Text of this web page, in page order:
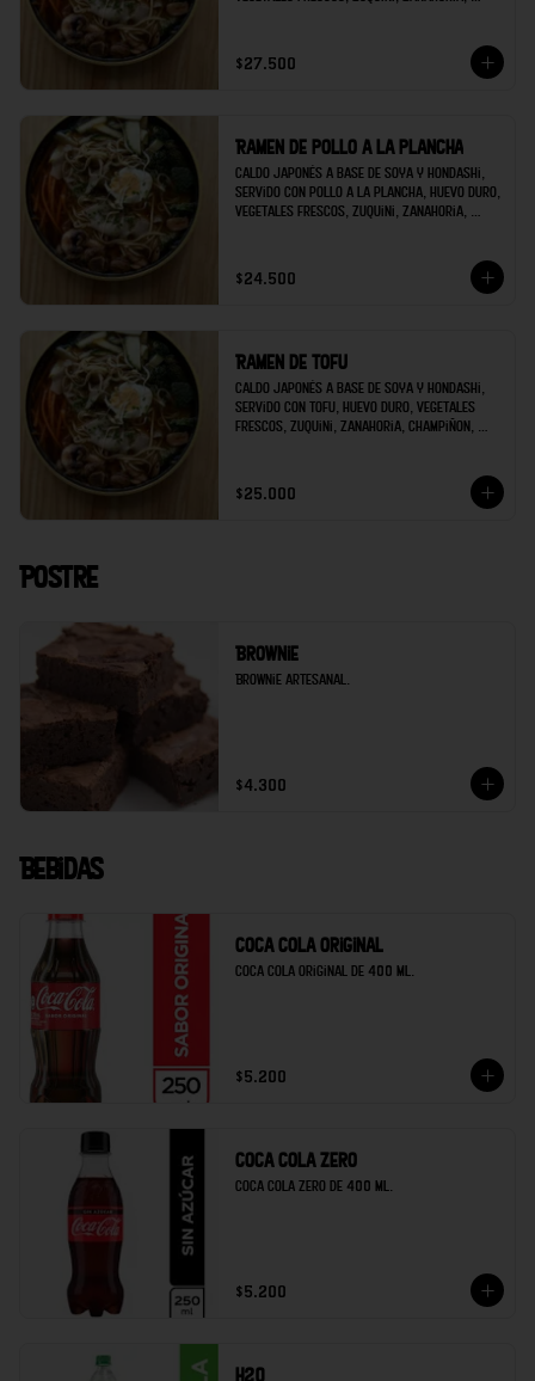
$27.500
Ramen de pollo a la plancha
Caldo japonés a base de soya y hondashi,
servido con pollo a la plancha, huevo duro,
vegetales frescos, zuquini, zanahoria,
$24.500
Ramen de tofu
Caldo japonés a base de soya y hondashi,
servido con tofu, huevo duro, vegetales
frescos, zuquini, zanahoria, champiñon,
$25.000
Postre
Brownie
Brownie artesanal.
$4.300
Bebidas
Coca cola original
Coca cola original de 400 ml.
$5.200
Coca cola zero
Coca cola zero de 400 ml.
$5.200
H20